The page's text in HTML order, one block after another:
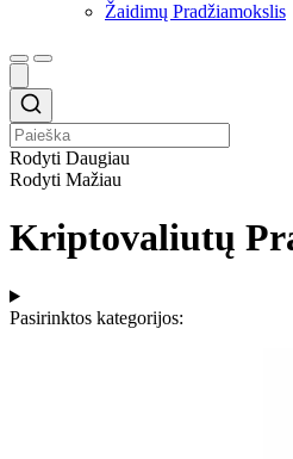
Žaidimų Pradžiamokslis
Rodyti Daugiau
Rodyti Mažiau
Kriptovaliutų
Pasirinktos kategorijos: